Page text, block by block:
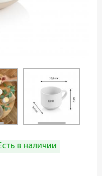
в наличии